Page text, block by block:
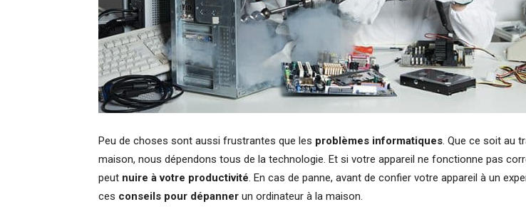
Peu de choses sont aussi frustrantes que les problèmes informatiques. Que ce soit au
maison, nous dépendons tous de la technologie. Et si votre appareil ne fonctionne pas
peut nuire à votre productivité. En cas de panne, avant de confier votre appareil à un
ces conseils pour dépanner un ordinateur à la maison.